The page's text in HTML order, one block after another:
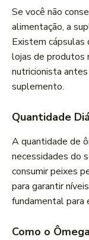
Se você não
alimentação, a
Existem cápsulas
lojas de produtos
nutricionista
suplemento.
Quantidade
A quantidade de
necessidades do
consumir peixes
para garantir
fundamental para
Como o